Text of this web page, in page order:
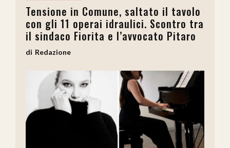
Tensione in Comune, saltato il tavolo
con gli 11 operai idraulici. Scontro tra
il sindaco Fiorita e l’avvocato Pitaro
Redazione